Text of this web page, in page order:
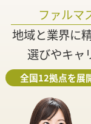
ファルマ
地域と業界に
選びやキャ
全国12拠点を展